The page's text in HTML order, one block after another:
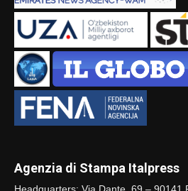
Agenzia di Stampa Italpress
Headquarters: Via Dante, 69 – 90141